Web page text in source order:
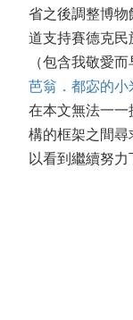
省之後調整博
道支持賽德克
（包含我敬愛
芭翁．都宓的小
在本文無法一
構的框架之間
以看到繼續努力